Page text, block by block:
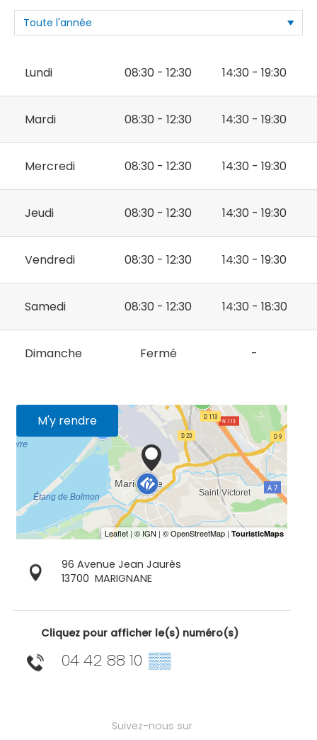
Lundi 08:30 - 12:30 14:30 - 19:30
Mardi 08:30 - 12:30 14:30 - 19:30
Mercredi 08:30 - 12:30 14:30 - 19:30
Jeudi 08:30 - 12:30 14:30 - 19:30
Vendredi 08:30 - 12:30 14:30 - 19:30
Samedi 08:30 - 12:30 14:30 - 18:30
Dimanche Fermé -
M'y rendre
96 Avenue Jean Jaurès
13700 MARIGNANE
Cliquez pour afficher le(s) numéro(s)
04 42 88 10 ▒▒
Suivez-nous sur